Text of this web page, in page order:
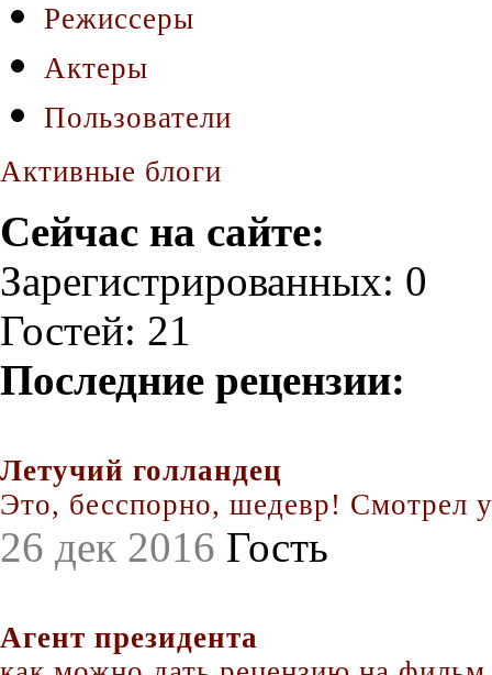
Режиссеры
Актеры
Пользователи
Активные блоги
Сейчас на сайте:
Зарегистрированных: 0
Гостей: 21
Последние рецензии:
Летучий голландец
Это, бесспорно, шедевр! Смотрел
26 дек 2016 Гость
Агент президента